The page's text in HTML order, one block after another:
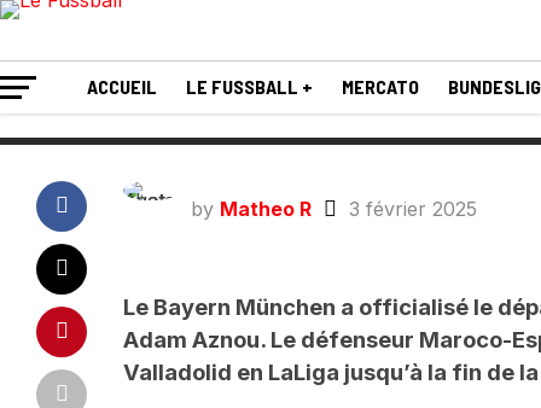
ACCUEIL LE FUSSBALL + MERCATO
Valladolid !
by Matheo R 3 février 2025
Le Bayern München a officialisé le
Adam Aznou. Le défenseur Maroco-
Valladolid en LaLiga jusqu’à la fin de